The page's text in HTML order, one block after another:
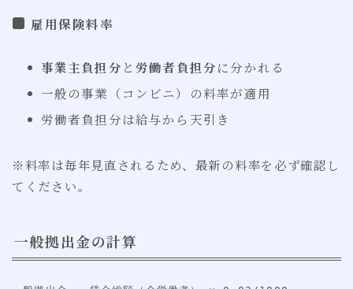
雇用保険料率
事業主負担分 と 労働者負担分に分かれる
一般の事業（コンビニ）の料率が適用
労働者負担分は給与から天引き
※料率は毎年見直されるため、最新の料率を必ず確認し
てください。
一般拠出金の計算